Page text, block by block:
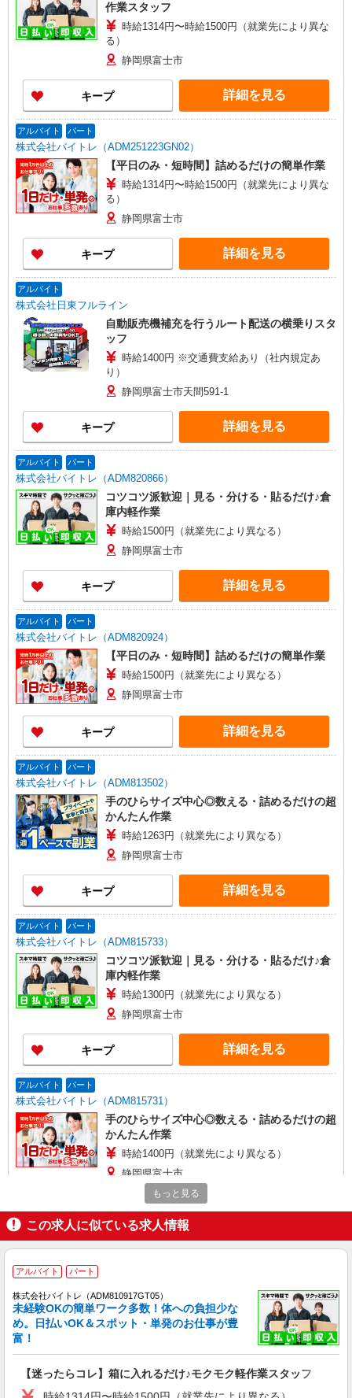
作業スタッフ
時給1314円〜時給1500円（就業先により異な
る）
静岡県富士市
キープ 詳細を見る
アルバイト パート
株式会社バイトレ（ADM251223GN02）
【平日のみ・短時間】詰めるだけの簡単作業
時給1314円〜時給1500円（就業先により異な
る）
静岡県富士市
キープ 詳細を見る
アルバイト
株式会社日東フルライン
自動販売機補充を行うルート配送の横乗りスタ
ッフ
時給1400円 ※交通費支給あり（社内規定あ
り）
静岡県富士市天間591-1
キープ 詳細を見る
アルバイト パート
株式会社バイトレ（ADM820866）
コツコツ派歓迎｜見る・分ける・貼るだけ♪倉
庫内軽作業
時給1500円（就業先により異なる）
静岡県富士市
キープ 詳細を見る
アルバイト パート
株式会社バイトレ（ADM820924）
【平日のみ・短時間】詰めるだけの簡単作業
時給1500円（就業先により異なる）
静岡県富士市
キープ 詳細を見る
アルバイト パート
株式会社バイトレ（ADM813502）
手のひらサイズ中心◎数える・詰めるだけの超
かんたん作業
時給1263円（就業先により異なる）
静岡県富士市
キープ 詳細を見る
アルバイト パート
株式会社バイトレ（ADM815733）
コツコツ派歓迎｜見る・分ける・貼るだけ♪倉
庫内軽作業
時給1300円（就業先により異なる）
静岡県富士市
キープ 詳細を見る
アルバイト パート
株式会社バイトレ（ADM815731）
手のひらサイズ中心◎数える・詰めるだけの超
かんたん作業
時給1400円（就業先により異なる）
静岡県富士市
キープ
アルバイト パート
スタッフ
時給1300円（就業先により異なる）
静岡県富士市
キープ 詳細を見る
もっと見る
この求人に似ている求人情報
アルバイト パート
株式会社バイトレ（ADM810917GT05）
未経験OKの簡単ワーク多数！体への負担少な
め。日払いOK＆スポット・単発のお仕事が豊
富！
【迷ったらコレ】箱に入れるだけ♪モクモク軽作業スタッフ